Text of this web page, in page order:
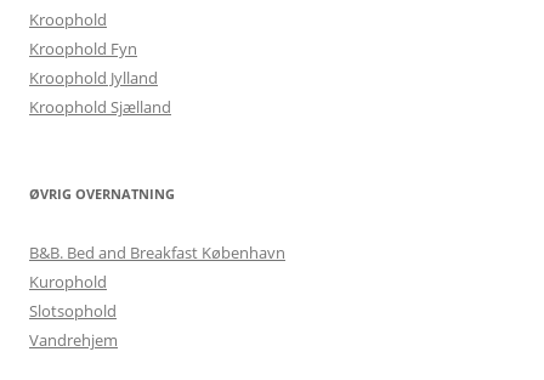
Kroophold
Kroophold Fyn
Kroophold Jylland
Kroophold Sjælland
ØVRIG OVERNATNING
B&B. Bed and Breakfast København
Kurophold
Slotsophold
Vandrehjem